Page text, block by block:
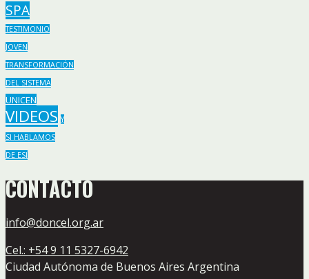
SPA
TESTIMONIO
JOVEN
TRANSFORMACIÓN
DEL SISTEMA
UNICEN
VIDEOS Y
SI HABLAMOS
DE ESI
CONTACTO
info@doncel.org.ar
Cel.: +54 9 11 5327-6942
Ciudad Autónoma de Buenos Aires Argentina